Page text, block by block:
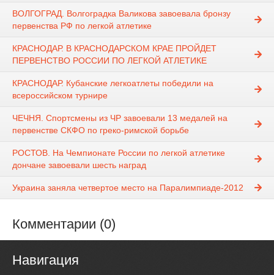
ВОЛГОГРАД. Волгоградка Валикова завоевала бронзу
первенства РФ по легкой атлетике
КРАСНОДАР. В КРАСНОДАРСКОМ КРАЕ ПРОЙДЕТ
ПЕРВЕНСТВО РОССИИ ПО ЛЕГКОЙ АТЛЕТИКЕ
КРАСНОДАР. Кубанские легкоатлеты победили на
всероссийском турнире
ЧЕЧНЯ. Спортсмены из ЧР завоевали 13 медалей на
первенстве СКФО по греко-римской борьбе
РОСТОВ. На Чемпионате России по легкой атлетике
дончане завоевали шесть наград
Украина заняла четвертое место на Паралимпиаде-2012
Комментарии (0)
Навигация